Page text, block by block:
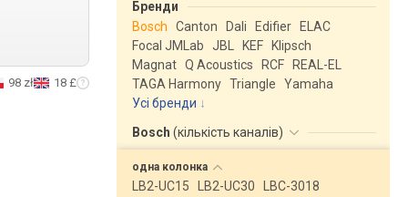
98 zł 18 £
Бренди
Bosch
Canton Dali Edifier
ELAC
Focal JMLab
JBL KEF
Klipsch
Magnat Q Acoustics RCF
REAL-EL
TAGA Harmony Triangle
Yamaha
Усі бренди
Bosch (кількість каналів)
одна колонка
LB2-UC15 LB2-UC30
LBC-3018